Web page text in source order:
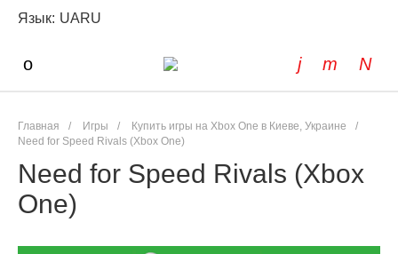
Язык: UARU
Главная / Игры / Купить игры на Xbox One в Киеве, Украине
/
Need for Speed Rivals (Xbox One)
Need for Speed Rivals (Xbox
One)